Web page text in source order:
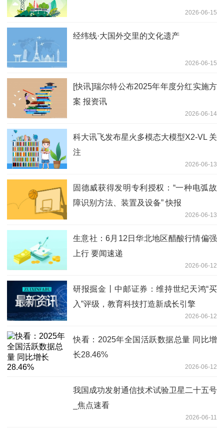
2026-06-15
经纬线·大国外交里的文化遗产
2026-06-15
[快讯]瑞尔特公布2025年年度分红实施方
案 报资讯
2026-06-14
科大讯飞发布星火多模态大模型X2-VL 关
注
2026-06-13
固德威获得发明专利授权：“一种电弧故
障识别方法、装置及设备” 快报
2026-06-13
生意社：6月12日华北地区醋酸行情偏强
上行 要闻速递
2026-06-12
研报掘金丨中邮证券：维持世纪天鸿“买
入”评级，教育科技打造新成长引擎
2026-06-12
快看：2025年全国活跃数据总量 同比增
长28.46%
2026-06-12
我国成功发射通信技术试验卫星二十五号
_焦点速看
2026-06-11